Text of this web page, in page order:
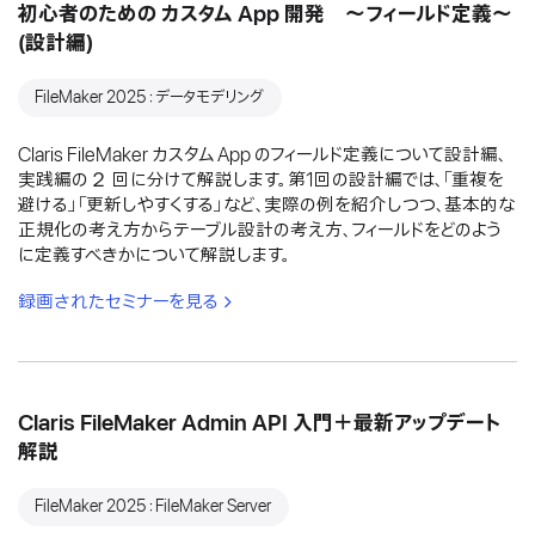
初心者のための カスタム App 開発 〜フィールド定義〜
(設計編)
FileMaker 2025：データモデリング
Claris FileMaker カスタム App のフィールド定義について設計編、
実践編の２ 回に分けて解説します。第1回の設計編では、「重複を
避ける」「更新しやすくする」など、実際の例を紹介しつつ、基本的な
正規化の考え方からテーブル設計の考え方、フィールドをどのよう
に定義すべきかについて解説します。
録画されたセミナーを見る
Claris FileMaker Admin API 入門＋最新アップデート
解説
FileMaker 2025：FileMaker Server